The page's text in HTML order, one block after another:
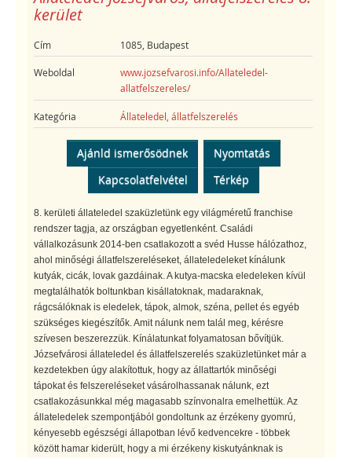
kerület
Cím 1085, Budapest
Weboldal
www.jozsefvarosi.info/Allateledel-
allatfelszereles/
Kategória Állateledel, állatfelszerelés
Ajánld ismerősödnek
Nyomtatás
Kapcsolatfelvétel
Térkép
8. kerületi állateledel szaküzletünk egy világméretű franchise
rendszer tagja, az országban egyetlenként. Családi
vállalkozásunk 2014-ben csatlakozott a svéd Husse hálózathoz,
ahol minőségi állatfelszereléseket, állateledeleket kínálunk
kutyák, cicák, lovak gazdáinak. A kutya-macska eledeleken kívül
megtalálhatók boltunkban kisállatoknak, madaraknak,
rágcsálóknak is eledelek, tápok, almok, széna, pellet és egyéb
szükséges kiegészítők. Amit nálunk nem talál meg, kérésre
szívesen beszerezzük. Kínálatunkat folyamatosan bővítjük.
Józsefvárosi állateledel és állatfelszerelés szaküzletünket már a
kezdetekben úgy alakítottuk, hogy az állattartók minőségi
tápokat és felszereléseket vásárolhassanak nálunk, ezt
csatlakozásunkkal még magasabb színvonalra emelhettük. Az
állateledelek szempontjából gondoltunk az érzékeny gyomrú,
kényesebb egészségi állapotban lévő kedvencekre - többek
között hamar kiderült, hogy a mi érzékeny kiskutyánknak is